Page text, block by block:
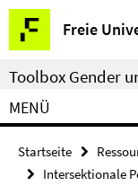
Springe
direkt
zu
Inhalt
Freie
Service-
Navigation
Toolbox Gender
MENÜ
Startseite
Intersektionale